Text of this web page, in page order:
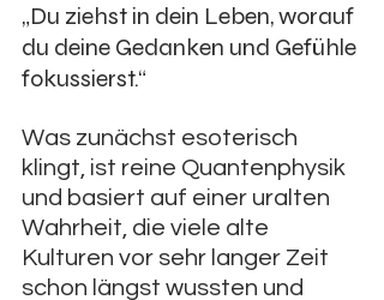
„Du ziehst in dein Leben, worauf
du deine Gedanken und Gefühle
fokussierst.“
Was zunächst esoterisch
klingt, ist reine Quantenphysik
und basiert auf einer uralten
Wahrheit, die viele alte
Kulturen vor sehr langer Zeit
schon längst wussten und